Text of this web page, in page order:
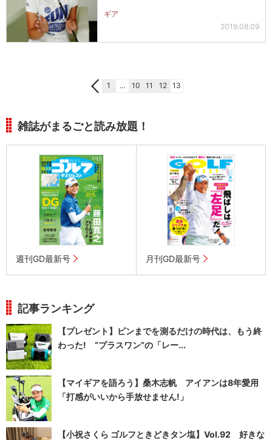
ギア
2019.08.09
1 … 10 11 12 13
雑誌がまるごと読み放題！
週刊GD最新号 月刊GD最新号
記事ランキング
【プレゼント】ピンまでを測るだけの時代は、もう終
わった! “プラスワン”の「レー...
【マイギアを語ろう】桑木志帆 アイアンは8年愛用
「打感がいいから手放せません!」
【小祝さくら ゴルフときどきタン塩】Vol.92 好きな